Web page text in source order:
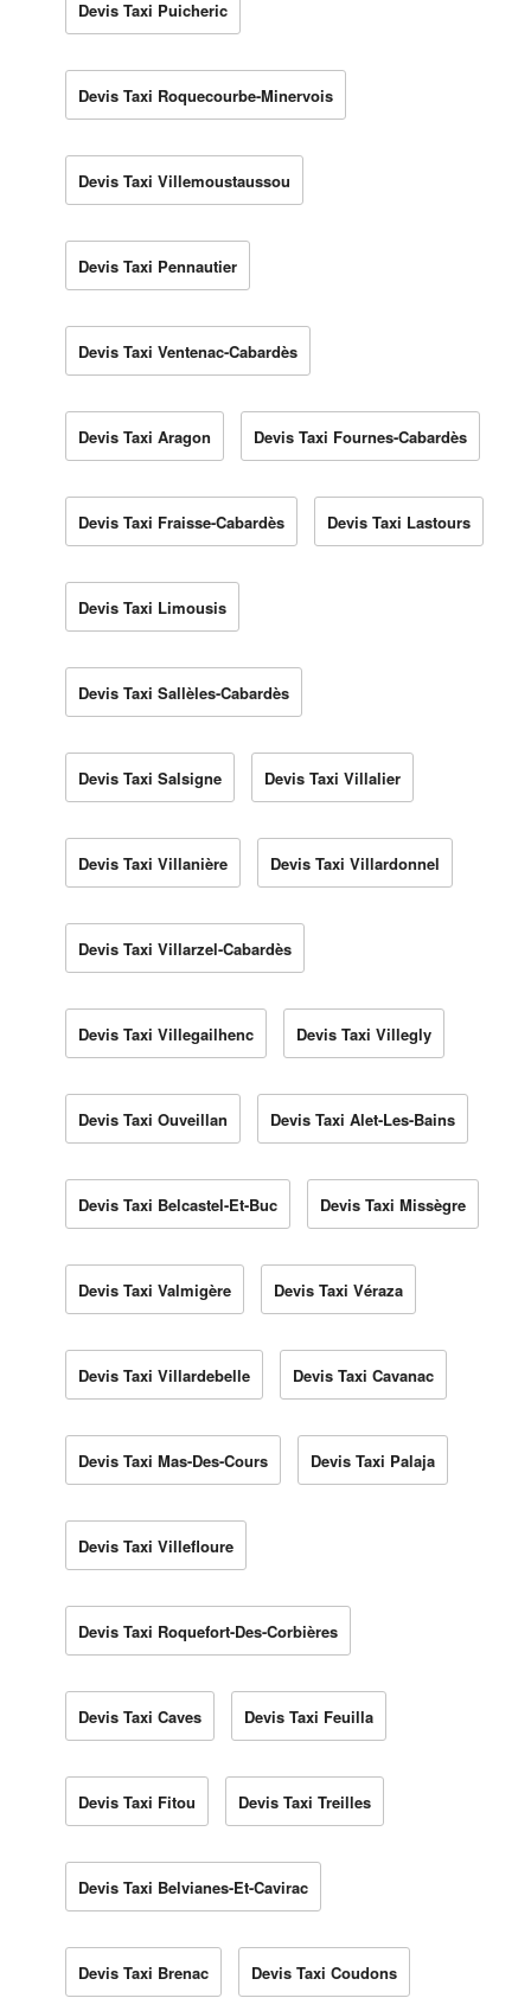
Devis Taxi Puicheric
Devis Taxi Roquecourbe-Minervois
Devis Taxi Villemoustaussou
Devis Taxi Pennautier
Devis Taxi Ventenac-Cabardès
Devis Taxi Aragon Devis Taxi Fournes-Cabardès
Devis Taxi Fraisse-Cabardès Devis Taxi Lastours
Devis Taxi Limousis
Devis Taxi Sallèles-Cabardès
Devis Taxi Salsigne Devis Taxi Villalier
Devis Taxi Villanière Devis Taxi Villardonnel
Devis Taxi Villarzel-Cabardès
Devis Taxi Villegailhenc Devis Taxi Villegly
Devis Taxi Ouveillan Devis Taxi Alet-Les-Bains
Devis Taxi Belcastel-Et-Buc Devis Taxi Missègre
Devis Taxi Valmigère Devis Taxi Véraza
Devis Taxi Villardebelle Devis Taxi Cavanac
Devis Taxi Mas-Des-Cours Devis Taxi Palaja
Devis Taxi Villefloure
Devis Taxi Roquefort-Des-Corbières
Devis Taxi Caves Devis Taxi Feuilla
Devis Taxi Fitou Devis Taxi Treilles
Devis Taxi Belvianes-Et-Cavirac
Devis Taxi Brenac Devis Taxi Coudons